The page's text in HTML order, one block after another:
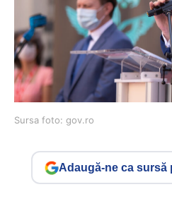
Sursa foto: gov.ro
Adaugă-ne ca sursă